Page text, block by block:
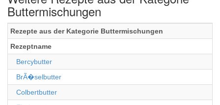
Buttermischungen
Rezepte aus der Kategorie Buttermischungen
Rezeptname
Bercybutter
BrÃ�selbutter
Colbertbutter